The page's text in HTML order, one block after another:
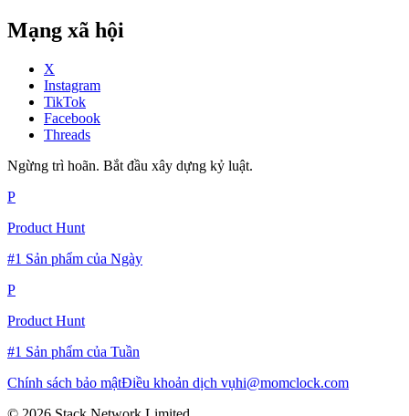
Mạng xã hội
X
Instagram
TikTok
Facebook
Threads
Ngừng trì hoãn. Bắt đầu xây dựng kỷ luật.
P
Product Hunt
#1 Sản phẩm của Ngày
P
Product Hunt
#1 Sản phẩm của Tuần
Chính sách bảo mậtĐiều khoản dịch vụhi@momclock.com